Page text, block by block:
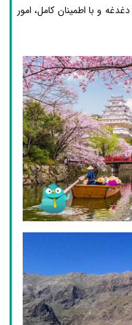
و با اطمینان کامل، امور